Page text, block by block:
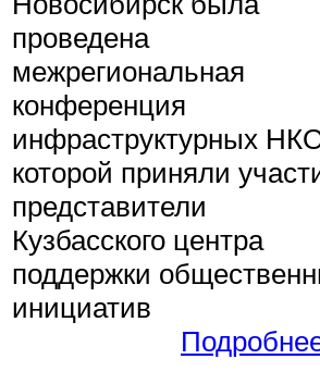
проведена
межрегиональная
конференция
инфраструктурных
которой приняли
представители
Кузбасского центра
поддержки
инициатив